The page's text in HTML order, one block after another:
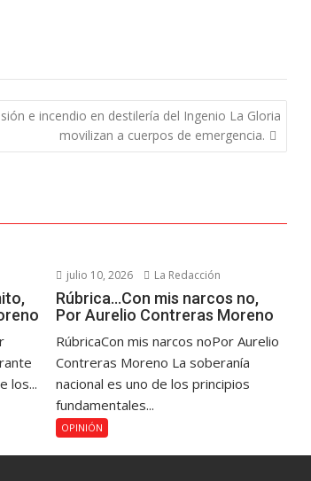
e incendio en destilería del Ingenio La Gloria
movilizan a cuerpos de emergencia.
los...
julio 10, 2026 La Redacción
Rúbrica…Con mis narcos no,
Por Aurelio Contreras Moreno
RúbricaCon mis narcos noPor Aurelio
Contreras Moreno La soberanía
nacional es uno de los principios
fundamentales...
OPINIÓN